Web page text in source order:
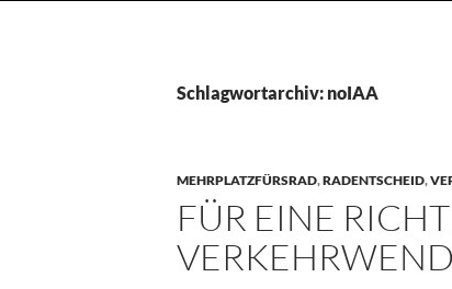
Schlagwortarchiv: noIAA
MEHRPLATZFÜRSRAD,RADENTSCHEID,
FÜR EINE